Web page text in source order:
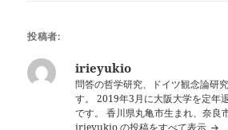
投稿者:
irieyukio
問答の哲学研究、ドイツ観念論研
す。 2019年3月に大阪大学を定年
です。 香川県丸亀市生まれ、奈良